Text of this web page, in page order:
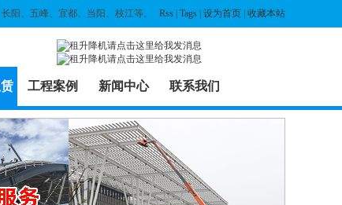
阳、五峰、宜都、当阳、枝江等。 Rss Tags 设为首页 收藏本站
工程案例 新闻中心 联系我们